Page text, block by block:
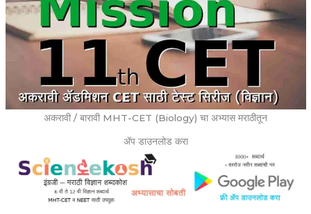
अकरावी / बारावी MHT-CET (Biology) चा अभ्यास मराठीतून
ॲप डाउनलोड करा